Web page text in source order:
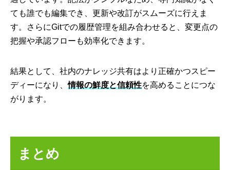
ても誰でも編集でき、更新や改訂がスムーズに行えま
す。さらにGitでの履歴管理を組み合わせると、変更点の
把握や承認フローも効率化できます。
結果として、社内のナレッジ共有はより正確かつスピー
ディーになり、情報の鮮度と信頼性を高めることにつな
がります。
まとめ